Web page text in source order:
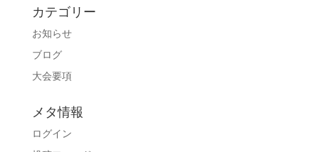
カテゴリー
お知らせ
ブログ
大会要項
メタ情報
ログイン